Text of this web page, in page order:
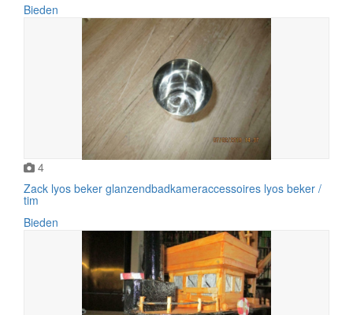
Bieden
4
Zack lyos beker glanzendbadkameraccessoires lyos beker /
tim
Bieden